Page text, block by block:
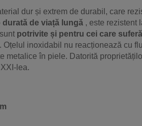
dur și extrem de durabil, care
durată de viață lungă , este rezistent
potrivite și pentru cei care
Oțelul inoxidabil nu reacționează cu
metalice în piele. Datorită
lea.